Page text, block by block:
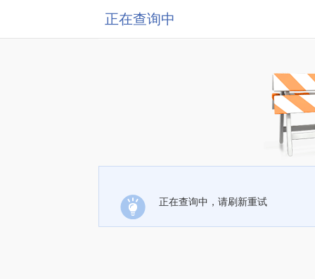
正在查询中
正在查询中，请刷新重试